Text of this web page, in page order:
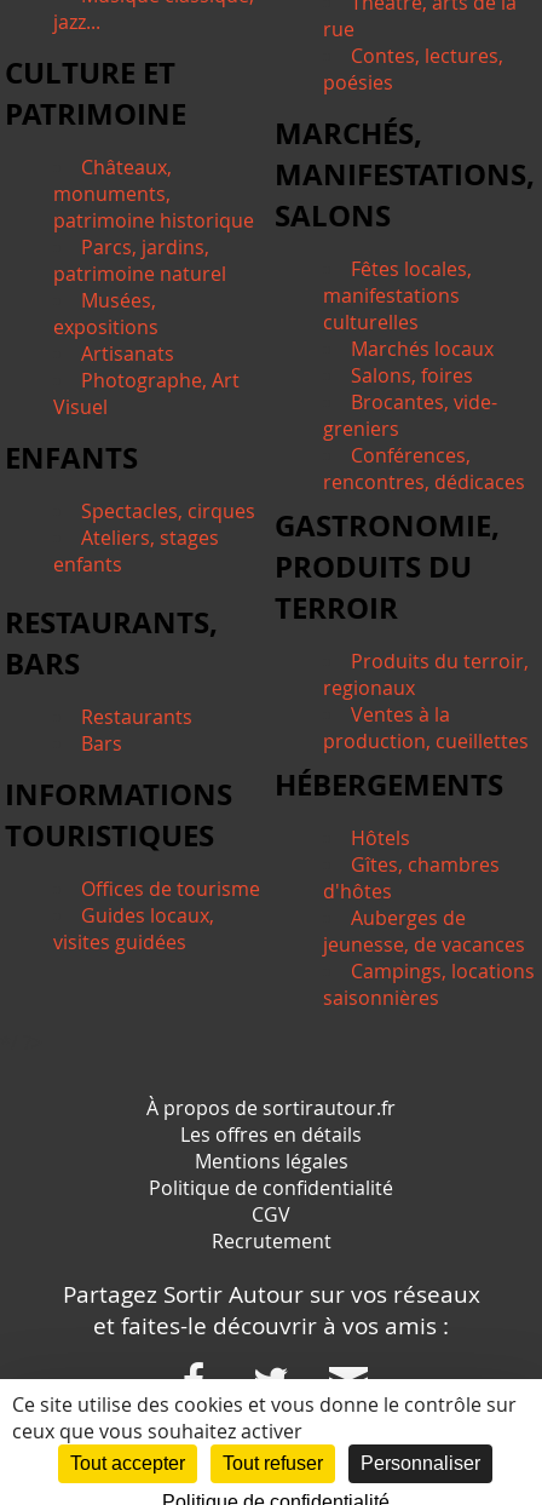
jazz...
rue
Contes, lectures,
poésies
CULTURE ET
PATRIMOINE
Châteaux,
monuments,
patrimoine historique
Parcs, jardins,
patrimoine naturel
Musées,
expositions
Artisanats
Photographe, Art
Visuel
MARCHÉS,
MANIFESTATIONS,
SALONS
Fêtes locales,
manifestations
culturelles
Marchés locaux
Salons, foires
Brocantes, vide-
greniers
Conférences,
rencontres, dédicaces
ENFANTS
Spectacles, cirques
Ateliers, stages
enfants
GASTRONOMIE,
PRODUITS DU
TERROIR
Produits du terroir,
regionaux
Ventes à la
production, cueillettes
RESTAURANTS,
BARS
Restaurants
Bars
HÉBERGEMENTS
Hôtels
Gîtes, chambres
d'hôtes
Auberges de
jeunesse, de vacances
Campings, locations
saisonnières
INFORMATIONS
TOURISTIQUES
Offices de tourisme
Guides locaux,
visites guidées
À propos de sortirautour.fr
Les offres en détails
Mentions légales
Politique de confidentialité
CGV
Recrutement
Partagez Sortir Autour sur vos réseaux
et faites-le découvrir à vos amis :
Conception et réalisation :
Ce site utilise des cookies et vous donne le contrôle sur
ceux que vous souhaitez activer
Tout accepter Tout refuser
Personnaliser